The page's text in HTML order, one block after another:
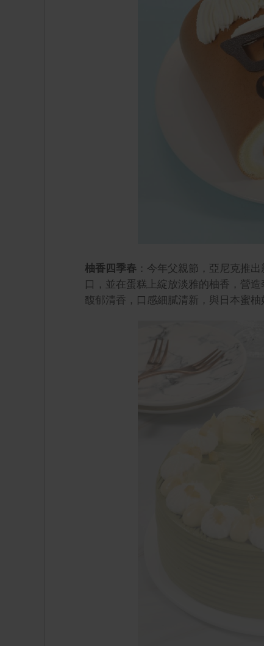
柚香四季春 ：今年父親節，亞尼克推
口，並在蛋糕上綻放淡雅的柚香，營
馥郁清香，口感細膩清新，與日本蜜